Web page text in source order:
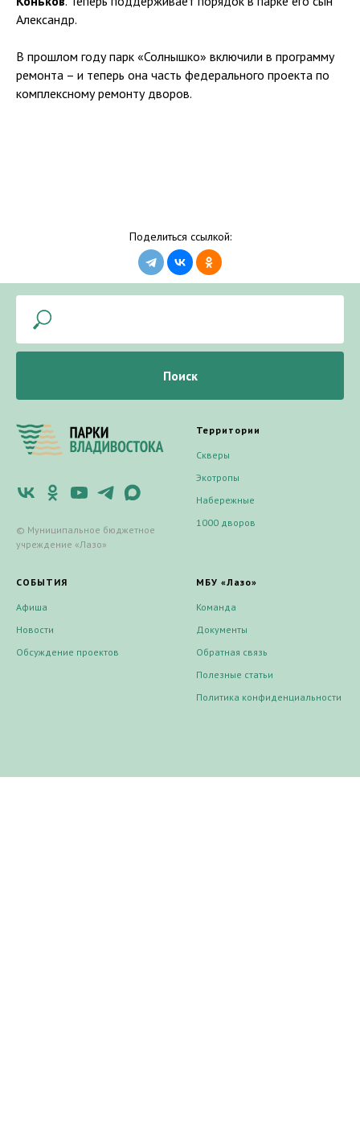
Александр.
В прошлом году парк «Солнышко» включили в программу
ремонта – и теперь она часть федерального проекта по
комплексному ремонту дворов.
Поделиться ссылкой:
Поиск
© Муниципальное бюджетное
учреждение «Лазо»
Территории
Скверы
Экотропы
Набережные
1000 дворов
СОБЫТИЯ
Афиша
Новости
Обсуждение проектов
МБУ «Лазо»
Команда
Документы
Обратная связь
Полезные статьи
Политика конфиденциальности